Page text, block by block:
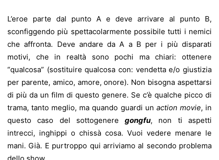
L’eroe parte dal punto A e deve arrivare al punto B,
sconfiggendo più spettacolarmente possibile tutti i nemici
che affronta. Deve andare da A a B per i più disparati
motivi, che in realtà sono pochi ma chiari: ottenere
“qualcosa” (sostituire qualcosa con: vendetta e/o giustizia
per parente, amico, amore, onore). Non bisogna aspettarsi
di più da un film di questo genere. Se c’è qualche picco di
trama, tanto meglio, ma quando guardi un action movie, in
questo caso del sottogeneregongfu, non ti aspetti
intrecci, inghippi o chissà cosa. Vuoi vedere menare le
mani. Già. E purtroppo qui arriviamo al secondo problema